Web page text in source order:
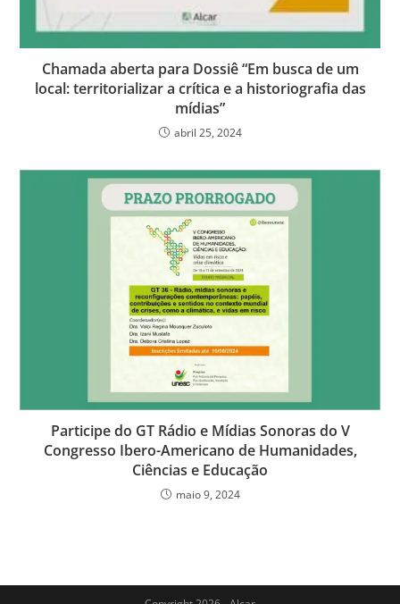
Chamada aberta para Dossiê “Em busca de um
local: territorializar a crítica e a historiografia das
mídias”
abril 25, 2024
Participe do GT Rádio e Mídias Sonoras do V
Congresso Ibero-Americano de Humanidades,
Ciências e Educação
maio 9, 2024